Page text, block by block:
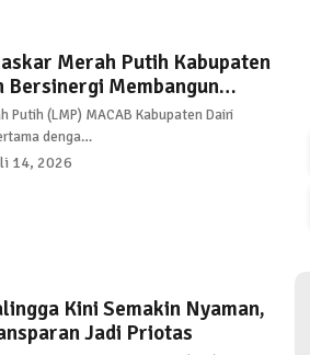
Merah Putih Kabupaten
Bersinergi Membangun
Putih (LMP) MACAB Kabupaten Dairi
denga…
14, 2026
Kini Semakin Nyaman,
Jadi Priotas